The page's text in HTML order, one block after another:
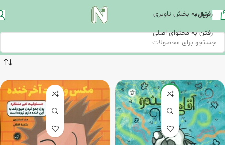
رفتن به بخش ناوبری
رفتن به محتوای اصلی
ریال0
-20%